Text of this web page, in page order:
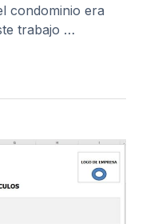
condominio era
trabajo …